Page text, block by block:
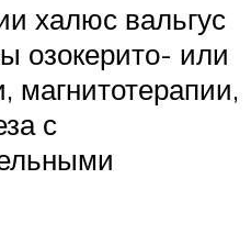
халюс вальгус
озокерито- или
магнитотерапии,
с